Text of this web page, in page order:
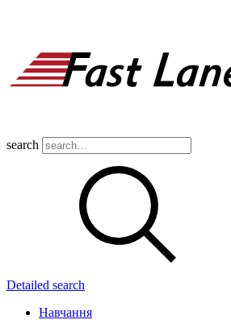
search
Detailed search
Навчання